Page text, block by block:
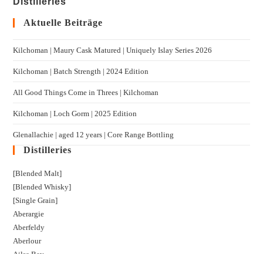
Aktuelle Beiträge
Kilchoman | Maury Cask Matured | Uniquely Islay Series 2026
Kilchoman | Batch Strength | 2024 Edition
All Good Things Come in Threes | Kilchoman
Kilchoman | Loch Gorm​ | 2025 Edition
Glenallachie | aged 12 years | Core Range Bottling
Distilleries
[Blended Malt]
[Blended Whisky]
[Single Grain]
Aberargie
Aberfeldy
Aberlour